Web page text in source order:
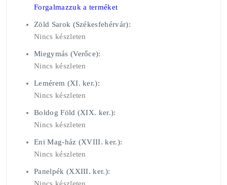
Forgalmazzuk a terméket
Zöld Sarok (Székesfehérvár):
Nincs készleten
Miegymás (Verőce):
Nincs készleten
Lemérem (XI. ker.):
Nincs készleten
Boldog Föld (XIX. ker.):
Nincs készleten
Eni Mag-ház (XVIII. ker.):
Nincs készleten
Panelpék (XXIII. ker.):